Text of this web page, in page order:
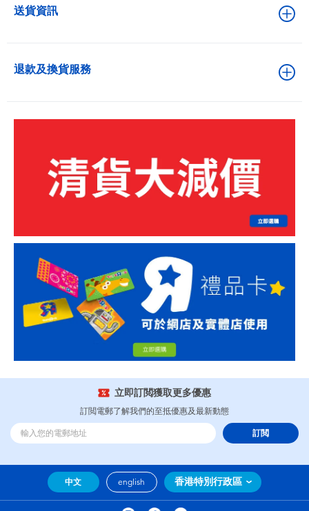
送貨資訊
退款及換貨服務
立即訂閲獲取更多優惠
訂閲電郵了解我們的至抵優惠及最新動態
訂閲
中文 english 香港特別行政區